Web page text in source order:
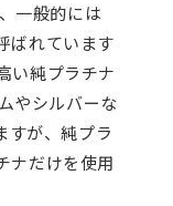
一般的には
ばれています
い純プラチナ
やシルバーな
すが、純プラ
ナだけを使用